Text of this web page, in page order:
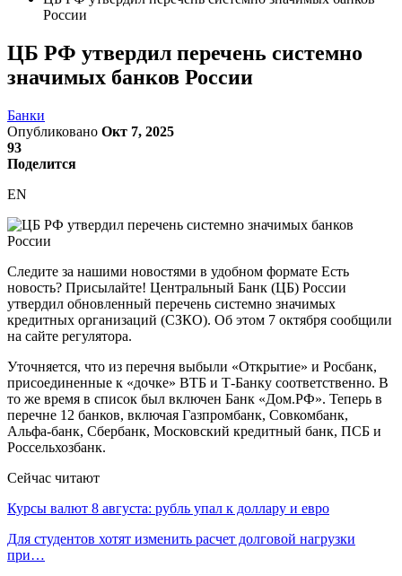
России
ЦБ РФ утвердил перечень системно
значимых банков России
Банки
Опубликовано Окт 7, 2025
93
Поделится
EN
Следите за нашими новостями в удобном формате Есть
новость? Присылайте! Центральный Банк (ЦБ) России
утвердил обновленный перечень системно значимых
кредитных организаций (СЗКО). Об этом 7 октября сообщили
на сайте регулятора.
Уточняется, что из перечня выбыли «Открытие» и Росбанк,
присоединенные к «дочке» ВТБ и Т-Банку соответственно. В
то же время в список был включен Банк «Дом.РФ». Теперь в
перечне 12 банков, включая Газпромбанк, Совкомбанк,
Альфа-банк, Сбербанк, Московский кредитный банк, ПСБ и
Россельхозбанк.
Сейчас читают
Курсы валют 8 августа: рубль упал к доллару и евро
Для студентов хотят изменить расчет долговой нагрузки
при…